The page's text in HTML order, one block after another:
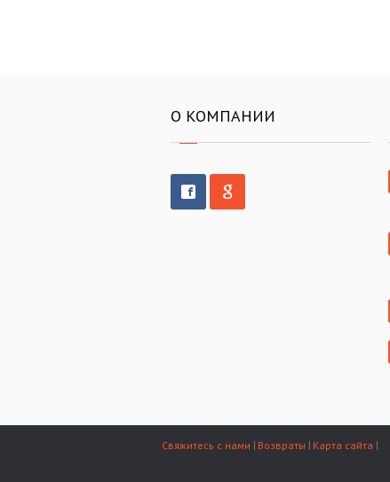
О КОМПАНИИ
Свяжитесь с нами Возвраты Карта сайта